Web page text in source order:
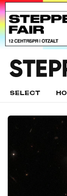
SELECT